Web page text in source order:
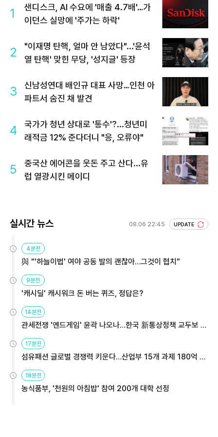
1
샌디스크, AI 수요에 '매출 4.7배'…가
이던스 실망에 '주가는 하락'
2
"이재명 탄핵, 얼마 안 남았다"...'윤석
열 탄핵' 맞힌 무당, '성지글' 등장
3
신남성연대 배인규 대표 사망…인천 아
파트서 숨진 채 발견
4
국가가 청년 상대로 '통수'?...청년미
래적금 12% 준다더니 "응, 오류야"
5
중국산 에어콘을 웃돈 주고 산다...유
럽 열광시킨 메이디
실시간 뉴스 08.06 22:45 UPDATE
4분전
與 "'하늘이법' 여야 공동 발의 괜찮아…그것이 협치"
9분전
'캐시딜' 캐시워크 돈 버는 퀴즈, 정답은?
14분전
관세전쟁 '엔드게임' 윤곽 나오나…한국 新통상정책 교두보 활
17분전
섬유패션 글로벌 경쟁력 키운다…산업부 15개 과제 180억 지
18분전
농식품부, '천원의 아침밥' 참여 200개 대학 선정